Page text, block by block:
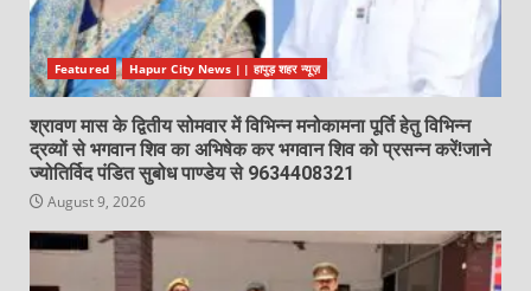
Featured Hapur City News || हापुड़ शहर न्यूज़
श्रावण मास के द्वितीय सोमवार में विभिन्न मनोकामना पूर्ति हेतु विभिन्न
द्रव्यों से भगवान शिव का अभिषेक कर भगवान शिव को प्रसन्न करें!जाने
ज्योतिर्विद पंडित सुबोध पाण्डेय से 9634408321
August 9, 2026